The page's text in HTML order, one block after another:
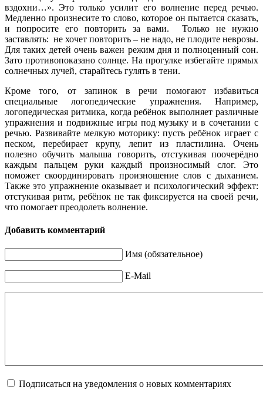
вздохни…». Это только усилит его волнение перед речью.
Медленно произнесите то слово, которое он пытается сказать,
и попросите его повторить за вами. Только не нужно
заставлять: не хочет повторить – не надо, не плодите неврозы.
Для таких детей очень важен режим дня и полноценный сон.
Зато противопоказано солнце. На прогулке избегайте прямых
солнечных лучей, старайтесь гулять в тени.
Кроме того, от запинок в речи помогают избавиться
специальные логопедические упражнения. Например,
логопедическая ритмика, когда ребёнок выполняет различные
упражнения и подвижные игры под музыку и в сочетании с
речью. Развивайте мелкую моторику: пусть ребёнок играет с
песком, перебирает крупу, лепит из пластилина. Очень
полезно обучить малыша говорить, отстукивая поочерёдно
каждым пальцем руки каждый произносимый слог. Это
поможет скоординировать произношение слов с дыханием.
Также это упражнение оказывает и психологический эффект:
отстукивая ритм, ребёнок не так фиксируется на своей речи,
что помогает преодолеть волнение.
Добавить комментарий
Имя (обязательное)
E-Mail
Подписаться на уведомления о новых комментариях